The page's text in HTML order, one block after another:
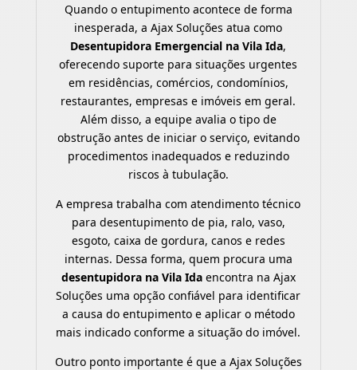
Quando o entupimento acontece de forma
inesperada, a Ajax Soluções atua como
Desentupidora Emergencial na Vila Ida,
oferecendo suporte para situações urgentes
em residências, comércios, condomínios,
restaurantes, empresas e imóveis em geral.
Além disso, a equipe avalia o tipo de
obstrução antes de iniciar o serviço, evitando
procedimentos inadequados e reduzindo
riscos à tubulação.
A empresa trabalha com atendimento técnico
para desentupimento de pia, ralo, vaso,
esgoto, caixa de gordura, canos e redes
internas. Dessa forma, quem procura uma
desentupidora na Vila Idaencontra na Ajax
Soluções uma opção confiável para identificar
a causa do entupimento e aplicar o método
mais indicado conforme a situação do imóvel.
Outro ponto importante é que a Ajax Soluções